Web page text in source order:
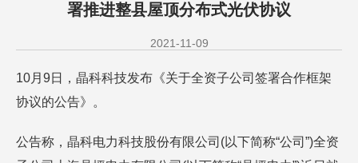
署推进整县屋顶分布式光伏协议
2021-11-09
10月9日，晶科科技发布《关于全资子公司签署合作框架
协议的公告》。
公告称，晶科电力科技股份有限公司(以下简称“公司”)全资